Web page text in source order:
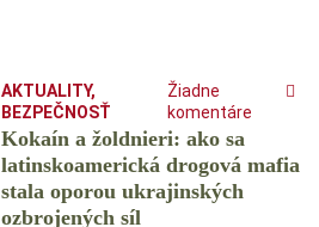
AKTUALITY,
BEZPEČNOSŤ
Žiadne
komentáre
Kokaín a žoldnieri: ako sa
latinskoamerická drogová mafia
stala oporou ukrajinských
ozbrojených síl